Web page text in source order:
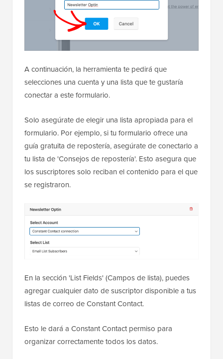
A continuación, la herramienta te pedirá que
selecciones una cuenta y una lista que te gustaría
conectar a este formulario.
Solo asegúrate de elegir una lista apropiada para el
formulario. Por ejemplo, si tu formulario ofrece una
guía gratuita de repostería, asegúrate de conectarlo a
tu lista de 'Consejos de repostería'. Esto asegura que
los suscriptores solo reciban el contenido para el que
se registraron.
En la sección 'List Fields' (Campos de lista), puedes
agregar cualquier dato de suscriptor disponible a tus
listas de correo de Constant Contact.
Esto le dará a Constant Contact permiso para
organizar correctamente todos los datos.